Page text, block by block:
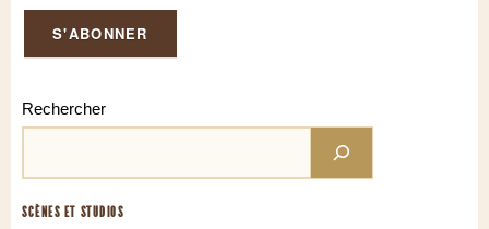
Rechercher
SCÈNES ET STUDIOS